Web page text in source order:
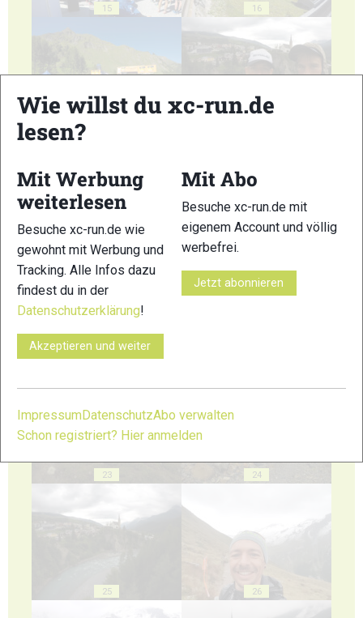
15 16
21
23 24
25 26
Wie willst du xc-run.de
lesen?
Mit Werbung
weiterlesen
Besuche xc-run.de wie
gewohnt mit Werbung und
Tracking. Alle Infos dazu
findest du in der
Datenschutzerklärung!
Akzeptieren und weiter
Mit Abo
Besuche xc-run.de mit
eigenem Account und völlig
werbefrei.
Jetzt abonnieren
ImpressumDatenschutzAbo verwalten
Schon registriert? Hier anmelden